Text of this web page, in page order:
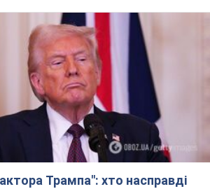
Трампа": хто насправді